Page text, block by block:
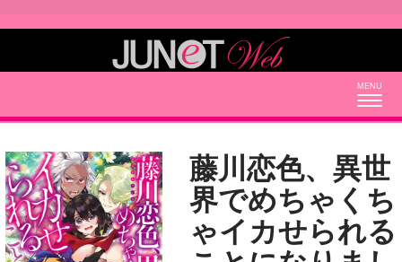
藤川恋色、異世
界でめちゃくち
ゃイカせられる